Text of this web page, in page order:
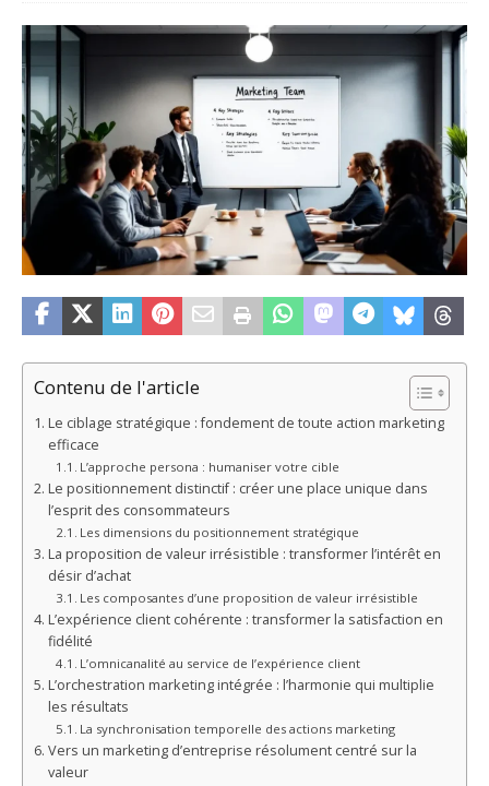
Contenu de l'article
Le ciblage stratégique : fondement de toute action marketing
efficace
L’approche persona : humaniser votre cible
Le positionnement distinctif : créer une place unique dans
l’esprit des consommateurs
Les dimensions du positionnement stratégique
La proposition de valeur irrésistible : transformer l’intérêt en
désir d’achat
Les composantes d’une proposition de valeur irrésistible
L’expérience client cohérente : transformer la satisfaction en
fidélité
L’omnicanalité au service de l’expérience client
L’orchestration marketing intégrée : l’harmonie qui multiplie
les résultats
La synchronisation temporelle des actions marketing
Vers un marketing d’entreprise résolument centré sur la
valeur